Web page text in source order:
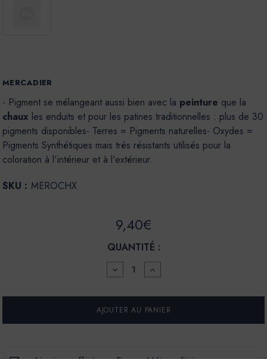
MERCADIER
- Pigment se mélangeant aussi bien avec la peinture que la
chaux les enduits et pour les patines traditionnelles : plus de 30
pigments disponibles- Terres = Pigments naturelles- Oxydes =
Pigments Synthétiques mais très résistants utilisés pour la
coloration à l'intérieur et à l'extérieur.
SKU : MEROCHX
9,40€
QUANTITÉ :
DIMINUER
LA
POUR
POT
ROSE
CHAUX'
AUGMENTER
LA
POUR
POT
ROSE
CHAUX'